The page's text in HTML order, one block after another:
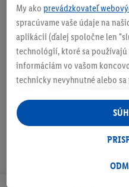
O produkte
My ako prevádzkovateľ
spracúvame vaše údaje na
aplikácii (ďalej spoločne len
technológií, ktoré sa
informáciám vo vašom
technicky nevyhnutné alebo
personalizovanú reklamu v
ste účastníkom programu Lidl
aj údaje z vášho nákupného
následne si vytvoríte účet Lidl